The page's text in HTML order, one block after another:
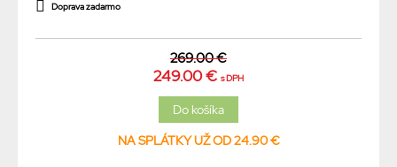
Doprava zadarmo
269.00 €
249.00 € s DPH
NA SPLÁTKY UŽ OD 24.90 €